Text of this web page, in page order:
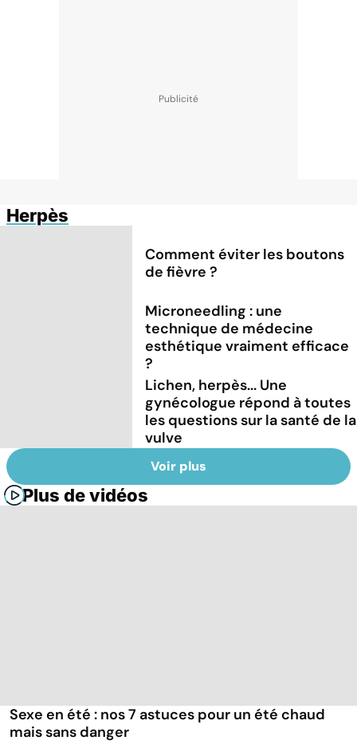
Herpès
Comment éviter les boutons
de fièvre ?
Microneedling : une
technique de médecine
esthétique vraiment efficace
?
Lichen, herpès... Une
gynécologue répond à toutes
les questions sur la santé de la
vulve
Voir plus
Plus de vidéos
Sexe en été : nos 7 astuces pour un été chaud
mais sans danger